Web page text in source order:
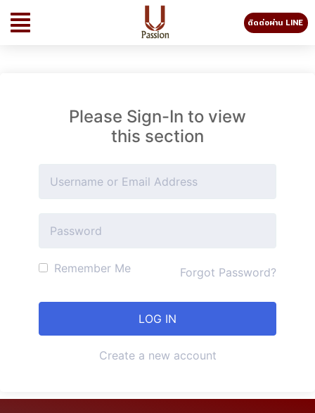
ติดต่อผ่าน LINE
Please Sign-In to view
this section
Remember Me Forgot Password?
Create a new account